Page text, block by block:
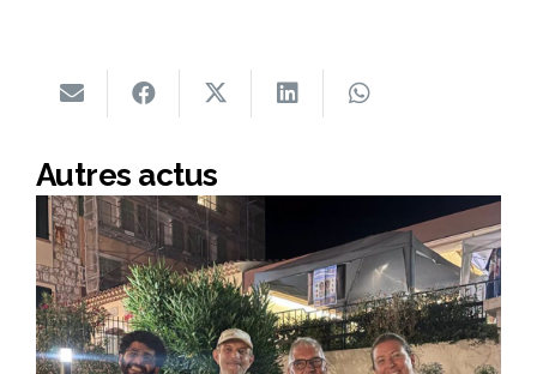
Autres actus